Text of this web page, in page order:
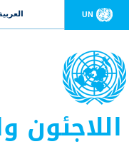
UN
اللاجئون